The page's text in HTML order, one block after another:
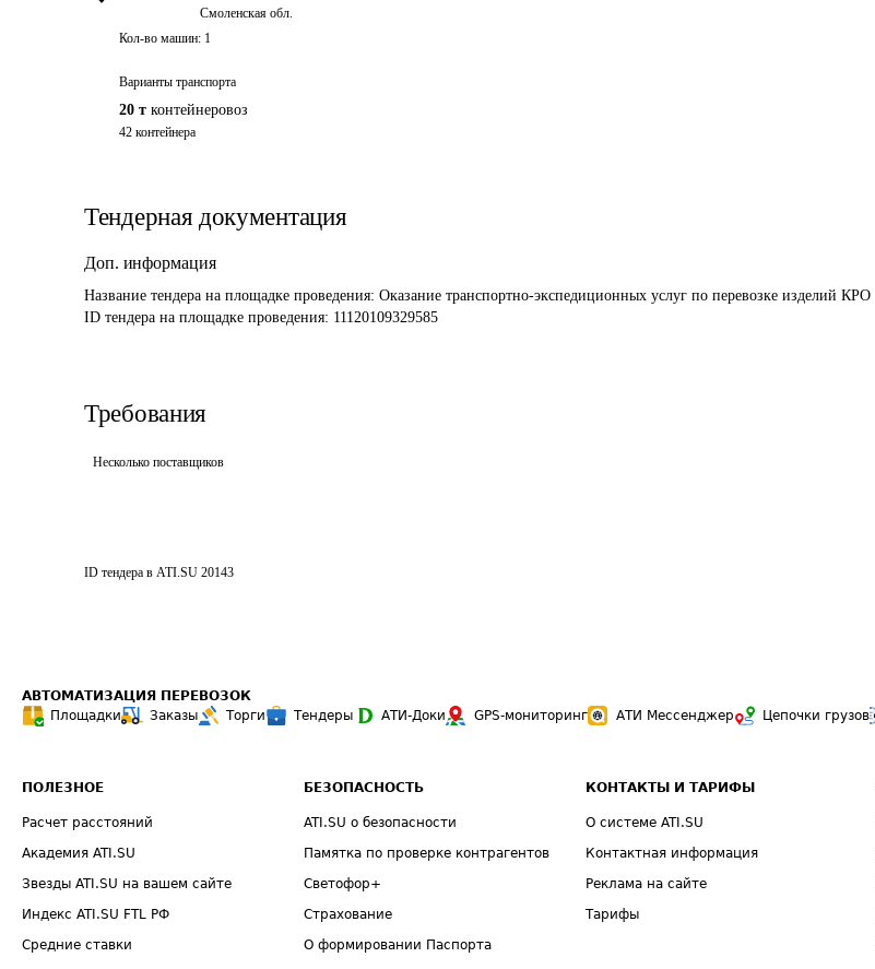
Смоленская обл.
Кол-во машин: 1
Варианты транспорта
20 т контейнеровоз
42 контейнера
Тендерная документация
Доп. информация
Название тендера на площадке проведения: Оказание транспортно-экспедиционных услуг по перевозке изделий КРО
ID тендера на площадке проведения: 11120109329585
Требования
Несколько поставщиков
ID тендера в ATI.SU 20143
АВТОМАТИЗАЦИЯ ПЕРЕВОЗОК
Площадки
Заказы Торги Тендеры АТИ-Доки GPS-мониторинг АТИ Мессенджер Цепочки грузов
ПОЛЕЗНОЕ
Расчет расстояний
Академия ATI.SU
Звезды ATI.SU на вашем сайте
Индекс ATI.SU FTL РФ
Средние ставки
БЕЗОПАСНОСТЬ
ATI.SU о безопасности
Памятка по проверке контрагентов
Светофор+
Страхование
О формировании Паспорта
КОНТАКТЫ И ТАРИФЫ
О системе ATI.SU
Контактная информация
Реклама на сайте
Тарифы